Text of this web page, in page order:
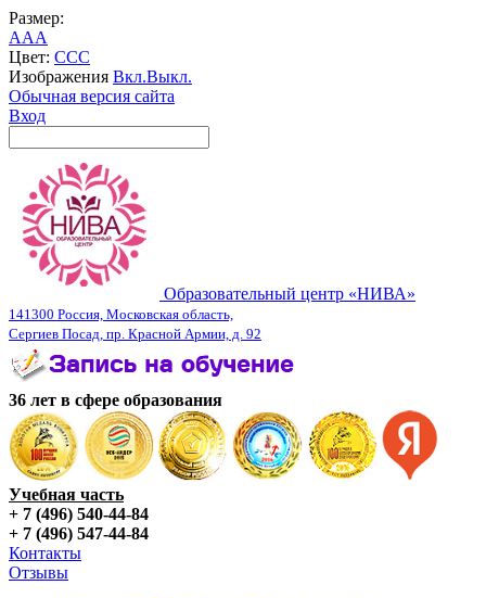
Размер:
AAA
Цвет: CCC
Изображения Вкл.Выкл.
Обычная версия сайта
Вход
Образовательный центр «НИВА»
141300 Россия, Московская область,
Сергиев Посад, пр. Красной Армии, д. 92
36 лет в сфере образования
Учебная часть
+ 7 (496) 540-44-84
+ 7 (496) 547-44-84
Контакты
Отзывы